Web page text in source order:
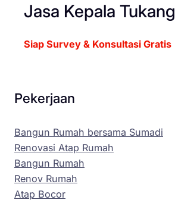
Jasa Kepala Tukang
Siap Survey & Konsultasi Gratis
Pekerjaan
Bangun Rumah bersama Sumadi
Renovasi Atap Rumah
Bangun Rumah
Renov Rumah
Atap Bocor